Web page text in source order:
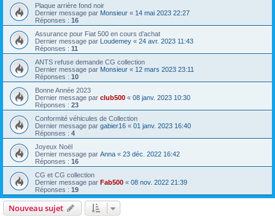
Plaque arrière fond noir
Dernier message par Monsieur « 14 mai 2023 22:27
Réponses : 16
Assurance pour Fiat 500 en cours d’achat
Dernier message par Loudemey « 24 avr. 2023 11:43
Réponses : 11
ANTS refuse demande CG collection
Dernier message par Monsieur « 12 mars 2023 23:11
Réponses : 10
Bonne Année 2023
Dernier message par club500 « 08 janv. 2023 10:30
Réponses : 23
Conformité véhicules de Collection
Dernier message par gabier16 « 01 janv. 2023 16:40
Réponses : 4
Joyeux Noël
Dernier message par Anna « 23 déc. 2022 16:42
Réponses : 16
CG et CG collection
Dernier message par Fab500 « 08 nov. 2022 21:39
Réponses : 19
Nouveau sujet